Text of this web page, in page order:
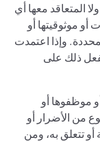
المتعاقد معها أي
موثوقيتها أو
وإذا اعتمدت
ذلك على
موظفوها أو
من الأضرار أو
أو تتعلق به، ومن